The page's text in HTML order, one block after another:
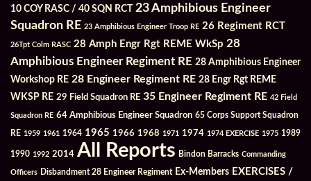
10 COY RASC / 40 SQN RCT
23 Amphibious Engineer
Squadron RE 23 Amphibious Engineer Troop RE 26 Regiment RCT
26Tpt Colm RASC 28 Amph Engr Rgt REME WkSp 28
Amphibious Engineer Regiment RE 28 Amphibious Engineer
Workshop RE 28 Engineer Regiment RE 28 Engr Rgt REME
WKSP RE 29 Field Squadron RE 35 Engineer Regiment RE 42 Field
Squadron RE 64 Amphibious Engineer Squadron 65 Corps Support Squadron
RE 1959 1961 1964 1965 1966 1968 1971 1974 1974 EXERCISE 1975 1989
1990 1992 2014 All Reports Bindon Barracks Commanding
Officers Disbandment 28 Engineer Regiment Ex-Members EXERCISES /